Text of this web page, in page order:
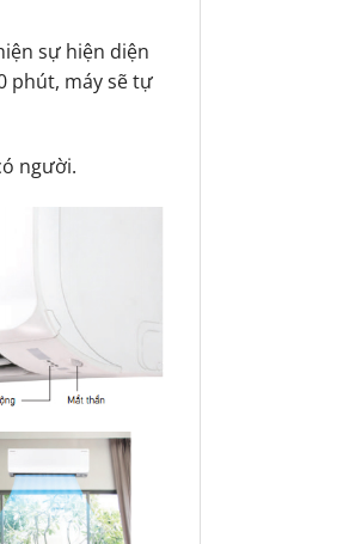
sự hiện diện
phút, máy sẽ tự
người.